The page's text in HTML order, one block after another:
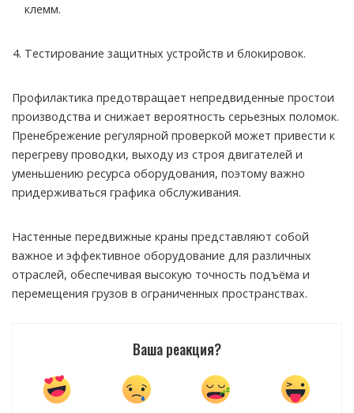
клемм.
Тестирование защитных устройств и блокировок.
Профилактика предотвращает непредвиденные простои
производства и снижает вероятность серьезных поломок.
Пренебрежение регулярной проверкой может привести к
перегреву проводки, выходу из строя двигателей и
уменьшению ресурса оборудования, поэтому важно
придерживаться графика обслуживания.
Настенные передвижные краны представляют собой
важное и эффективное оборудование для различных
отраслей, обеспечивая высокую точность подъёма и
перемещения грузов в ограниченных пространствах.
Ваша реакция?